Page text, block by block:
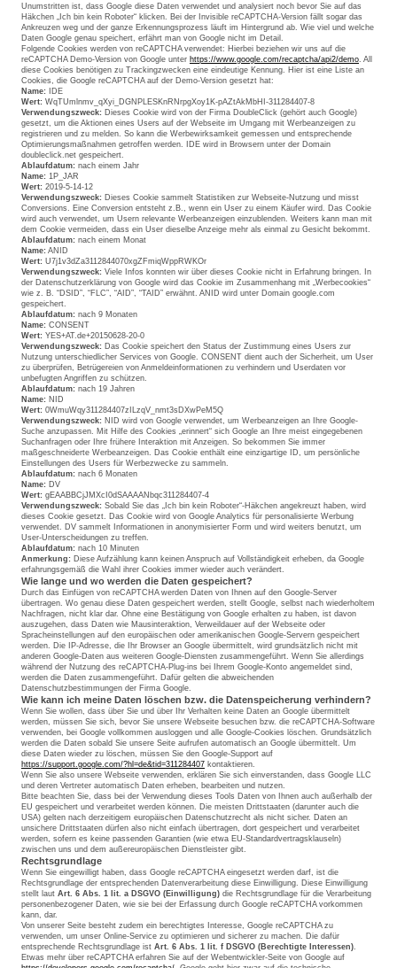
Unumstritten ist, dass Google diese Daten verwendet und analysiert noch bevor Sie auf das
Häkchen „Ich bin kein Roboter“ klicken. Bei der Invisible reCAPTCHA-Version fällt sogar das
Ankreuzen weg und der ganze Erkennungsprozess läuft im Hintergrund ab. Wie viel und welche
Daten Google genau speichert, erfährt man von Google nicht im Detail.
Folgende Cookies werden von reCAPTCHA verwendet: Hierbei beziehen wir uns auf die
reCAPTCHA Demo-Version von Google unter https://www.google.com/recaptcha/api2/demo . All
diese Cookies benötigen zu Trackingzwecken eine eindeutige Kennung. Hier ist eine Liste an
Cookies, die Google reCAPTCHA auf der Demo-Version gesetzt hat:
Name: IDE
Wert: WqTUmlnmv_qXyi_DGNPLESKnRNrpgXoy1K-pAZtAkMbHI-311284407-8
Verwendungszweck: Dieses Cookie wird von der Firma DoubleClick (gehört auch Google)
gesetzt, um die Aktionen eines Users auf der Webseite im Umgang mit Werbeanzeigen zu
registrieren und zu melden. So kann die Werbewirksamkeit gemessen und entsprechende
Optimierungsmaßnahmen getroffen werden. IDE wird in Browsern unter der Domain
doubleclick.net gespeichert.
Ablaufdatum: nach einem Jahr
Name: 1P_JAR
Wert: 2019-5-14-12
Verwendungszweck: Dieses Cookie sammelt Statistiken zur Webseite-Nutzung und misst
Conversions. Eine Conversion entsteht z.B., wenn ein User zu einem Käufer wird. Das Cookie
wird auch verwendet, um Usern relevante Werbeanzeigen einzublenden. Weiters kann man mit
dem Cookie vermeiden, dass ein User dieselbe Anzeige mehr als einmal zu Gesicht bekommt.
Ablaufdatum: nach einem Monat
Name: ANID
Wert: U7j1v3dZa3112844070xgZFmiqWppRWKOr
Verwendungszweck: Viele Infos konnten wir über dieses Cookie nicht in Erfahrung bringen. In
der Datenschutzerklärung von Google wird das Cookie im Zusammenhang mit „Werbecookies“
wie z. B. “DSID”, “FLC”, “AID”, “TAID” erwähnt. ANID wird unter Domain google.com
gespeichert.
Ablaufdatum: nach 9 Monaten
Name: CONSENT
Wert: YES+AT.de+20150628-20-0
Verwendungszweck: Das Cookie speichert den Status der Zustimmung eines Users zur
Nutzung unterschiedlicher Services von Google. CONSENT dient auch der Sicherheit, um User
zu überprüfen, Betrügereien von Anmeldeinformationen zu verhindern und Userdaten vor
unbefugten Angriffen zu schützen.
Ablaufdatum: nach 19 Jahren
Name: NID
Wert: 0WmuWqy311284407zILzqV_nmt3sDXwPeM5Q
Verwendungszweck: NID wird von Google verwendet, um Werbeanzeigen an Ihre Google-
Suche anzupassen. Mit Hilfe des Cookies „erinnert“ sich Google an Ihre meist eingegebenen
Suchanfragen oder Ihre frühere Interaktion mit Anzeigen. So bekommen Sie immer
maßgeschneiderte Werbeanzeigen. Das Cookie enthält eine einzigartige ID, um persönliche
Einstellungen des Users für Werbezwecke zu sammeln.
Ablaufdatum: nach 6 Monaten
Name: DV
Wert: gEAABBCjJMXcI0dSAAAANbqc311284407-4
Verwendungszweck: Sobald Sie das „Ich bin kein Roboter“-Häkchen angekreuzt haben, wird
dieses Cookie gesetzt. Das Cookie wird von Google Analytics für personalisierte Werbung
verwendet. DV sammelt Informationen in anonymisierter Form und wird weiters benutzt, um
User-Unterscheidungen zu treffen.
Ablaufdatum: nach 10 Minuten
Anmerkung: Diese Aufzählung kann keinen Anspruch auf Vollständigkeit erheben, da Google
erfahrungsgemäß die Wahl ihrer Cookies immer wieder auch verändert.
Wie lange und wo werden die Daten gespeichert?
Durch das Einfügen von reCAPTCHA werden Daten von Ihnen auf den Google-Server
übertragen. Wo genau diese Daten gespeichert werden, stellt Google, selbst nach wiederholtem
Nachfragen, nicht klar dar. Ohne eine Bestätigung von Google erhalten zu haben, ist davon
auszugehen, dass Daten wie Mausinteraktion, Verweildauer auf der Webseite oder
Spracheinstellungen auf den europäischen oder amerikanischen Google-Servern gespeichert
werden. Die IP-Adresse, die Ihr Browser an Google übermittelt, wird grundsätzlich nicht mit
anderen Google-Daten aus weiteren Google-Diensten zusammengeführt. Wenn Sie allerdings
während der Nutzung des reCAPTCHA-Plug-ins bei Ihrem Google-Konto angemeldet sind,
werden die Daten zusammengeführt. Dafür gelten die abweichenden
Datenschutzbestimmungen der Firma Google.
Wie kann ich meine Daten löschen bzw. die Datenspeicherung verhindern?
Wenn Sie wollen, dass über Sie und über Ihr Verhalten keine Daten an Google übermittelt
werden, müssen Sie sich, bevor Sie unsere Webseite besuchen bzw. die reCAPTCHA-Software
verwenden, bei Google vollkommen ausloggen und alle Google-Cookies löschen. Grundsätzlich
werden die Daten sobald Sie unsere Seite aufrufen automatisch an Google übermittelt. Um
diese Daten wieder zu löschen, müssen Sie den Google-Support auf
https://support.google.com/?hl=de&tid=311284407 kontaktieren.
Wenn Sie also unsere Webseite verwenden, erklären Sie sich einverstanden, dass Google LLC
und deren Vertreter automatisch Daten erheben, bearbeiten und nutzen.
Bitte beachten Sie, dass bei der Verwendung dieses Tools Daten von Ihnen auch außerhalb der
EU gespeichert und verarbeitet werden können. Die meisten Drittstaaten (darunter auch die
USA) gelten nach derzeitigem europäischen Datenschutzrecht als nicht sicher. Daten an
unsichere Drittstaaten dürfen also nicht einfach übertragen, dort gespeichert und verarbeitet
werden, sofern es keine passenden Garantien (wie etwa EU-Standardvertragsklauseln)
zwischen uns und dem außereuropäischen Dienstleister gibt.
Rechtsgrundlage
Wenn Sie eingewilligt haben, dass Google reCAPTCHA eingesetzt werden darf, ist die
Rechtsgrundlage der entsprechenden Datenverarbeitung diese Einwilligung. Diese Einwilligung
stellt laut Art. 6 Abs. 1 lit. a DSGVO (Einwilligung) die Rechtsgrundlage für die Verarbeitung
personenbezogener Daten, wie sie bei der Erfassung durch Google reCAPTCHA vorkommen
kann, dar.
Von unserer Seite besteht zudem ein berechtigtes Interesse, Google reCAPTCHA zu
verwenden, um unser Online-Service zu optimieren und sicherer zu machen. Die dafür
entsprechende Rechtsgrundlage ist Art. 6 Abs. 1 lit. f DSGVO (Berechtigte Interessen)
Etwas mehr über reCAPTCHA erfahren Sie auf der Webentwickler-Seite von Google auf